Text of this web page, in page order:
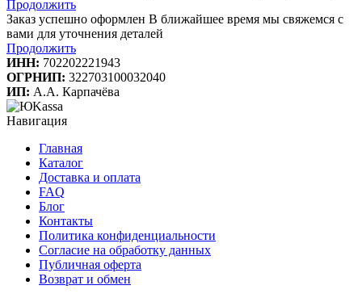
Продолжить
Заказ успешно оформлен В ближайшее время мы свяжемся с
вами для уточнения деталей
Продолжить
ИНН: 702202221943
ОГРНИП: 322703100032040
ИП: А.А. Карпачёва
Навигация
Главная
Каталог
Доставка и оплата
FAQ
Блог
Контакты
Политика конфиденциальности
Согласие на обработку данных
Публичная оферта
Возврат и обмен